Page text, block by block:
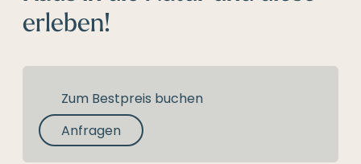
erleben!
Zum Bestpreis buchen
Anfragen